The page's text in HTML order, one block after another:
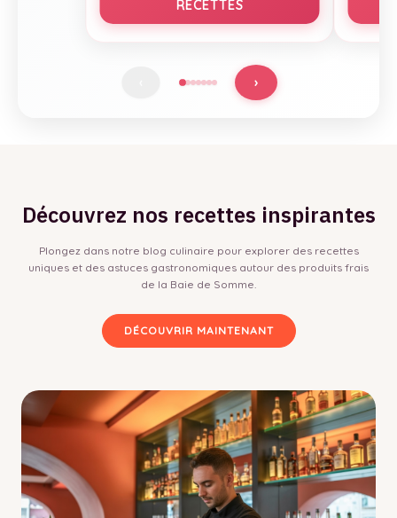
RECETTES
›
Découvrez nos recettes inspirantes
Plongez dans notre blog culinaire pour explorer des recettes
uniques et des astuces gastronomiques autour des produits frais
de la Baie de Somme.
DÉCOUVRIR MAINTENANT